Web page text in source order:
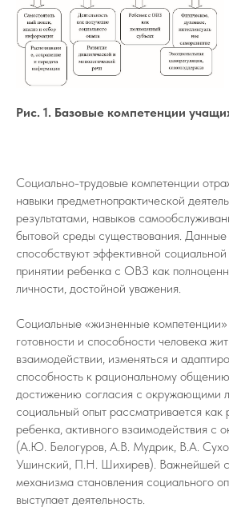
Рис. 1. Базовые компетенции
Социально-трудовые компетенции
навыки предметнопрактической
результатами, навыков
бытовой среды существования. Данные
способствуют эффективной
принятии ребенка с ОВЗ как
личности, достойной уважения.
Социальные «жизненные
готовности и способности человека
взаимодействии, изменяться и
способность к рациональному
достижению согласия с окружающими
социальный опыт рассматривается как
ребенка, активного взаимодействия
(А.Ю. Белогуров, А.В. Мудрик, В.А.
Ушинский, П.Н. Шихирев). Важнейшей
механизма становления социального
выступает деятельность.